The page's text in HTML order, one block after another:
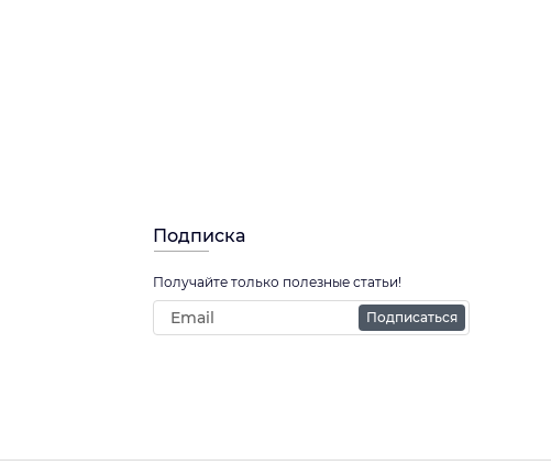
Подписка
Получайте только полезные статьи!
Подписаться